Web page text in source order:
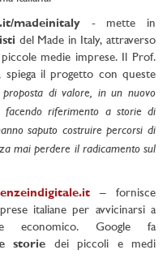
madeinitaly - mette in
del Made in Italy, attraverso
medie imprese. Il Prof.
spiega il progetto con queste
di valore, in un nuovo
riferimento a storie di
saputo costruire percorsi di
mai perdere il radicamento sul
– fornisce
italiane per avvicinarsi a
economico. Google fa
storie dei piccoli e medi